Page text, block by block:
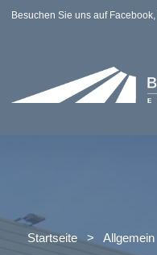
Besuchen Sie uns auf
Startseite > Allgemein